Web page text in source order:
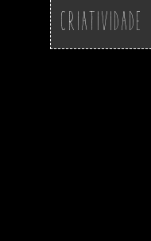
Criatividade